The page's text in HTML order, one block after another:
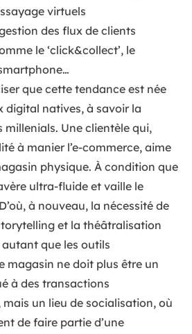
virtuels
des flux de clients
le ‘click&collect’, le
que cette tendance est née
digital natives, à savoir la
millenials. Une clientèle qui,
à manier l’e-commerce, aime
physique. À condition que
ultra-fluide et vaille le
à nouveau, la nécessité de
et la théâtralisation
que les outils
magasin ne doit plus être un
à des transactions
un lieu de socialisation, où
de faire partie d’une